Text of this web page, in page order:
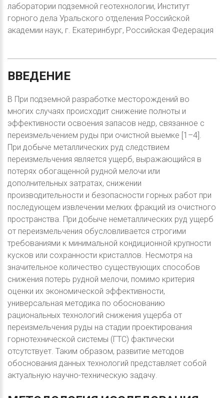
лаборатории подземной геотехнологии, Институт
горного дела Уральского отделения Российской
академии наук, г. Екатеринбург, Российская Федерация
ВВЕДЕНИЕ
В При подземной разработке месторождений во
многих случаях происходит снижение полноты и
эффективности освоения запасов недр, связанное с
переизмельчением руды при очистной выемке [1–4].
При добыче металлических руд следствием
переизмельчения является ущерб, выражающийся в
потерях обогащенной рудной мелочи или
дополнительных затратах, снижении
производительности и безопасности горных работ при
последующем извлечении мелких фракций из очистного
пространства. При добыче неметаллических руд ущерб
от переизмельчения обусловливается строгими
требованиями к минимальной кондиционной крупности
кусков или сохранности кристаллов. Несмотря на
значительное количество существующих способов
снижения потерь рудной мелочи, помимо критерия
оценки их экономической эффективности,
универсальная методика по обоснованию
рациональных технологий снижения ущерба от
переизмельчения руды на стадии проектирования
горнотехнической системы (ГТС) фактически
отсутствует. Таким образом, развитие методов
обоснования данных технологий представляет собой
актуальную научно-техническую задачу.